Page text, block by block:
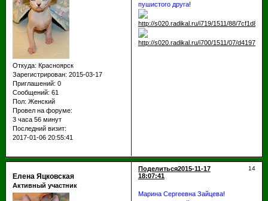
Откуда: Красноярск
Зарегистрирован: 2015-03-17
Приглашений: 0
Сообщений: 61
Пол: Женский
Провел на форуме:
3 часа 56 минут
Последний визит:
2017-01-06 20:55:41
пушистого друга!
Поделиться 14
2015-11-17
18:07:41
Елена Яцковская
Активный участник
Марина Сергеевна Зайцева!